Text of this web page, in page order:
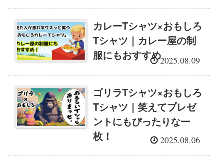
カレーTシャツ×おもしろ
Tシャツ｜カレー屋の制
服にもおすすめ2025.08.09
ゴリラTシャツ×おもしろ
Tシャツ｜笑えてプレゼ
ントにもぴったりな一
枚！
2025.08.06